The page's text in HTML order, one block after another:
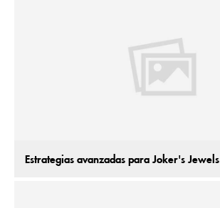
Estrategias avanzadas para Joker's Jewels